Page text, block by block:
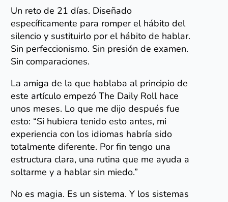
Un reto de 21 días. Diseñado
específicamente para romper el hábito del
silencio y sustituirlo por el hábito de hablar.
Sin perfeccionismo. Sin presión de examen.
Sin comparaciones.
La amiga de la que hablaba al principio de
este artículo empezó The Daily Roll hace
unos meses. Lo que me dijo después fue
esto: “Si hubiera tenido esto antes, mi
experiencia con los idiomas habría sido
totalmente diferente. Por fin tengo una
estructura clara, una rutina que me ayuda a
soltarme y a hablar sin miedo.”
No es magia. Es un sistema. Y los sistemas